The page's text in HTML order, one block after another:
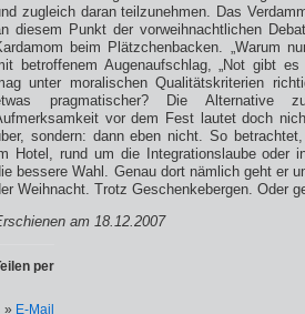
zugleich daran teilzunehmen. Das
diesem Punkt der vorweihnachtlichen
beim Plätzchenbacken. „Warum
betroffenem Augenaufschlag, „Not gibt
unter moralischen Qualitätskriterien
pragmatischer? Die Alternative
vor dem Fest lautet doch
sondern: dann eben nicht. So
Hotel, rund um die Integrationslaube oder
bessere Wahl. Genau dort nämlich geht er
Weihnacht. Trotz Geschenkebergen. Oder
am 18.12.2007
per
E-Mail